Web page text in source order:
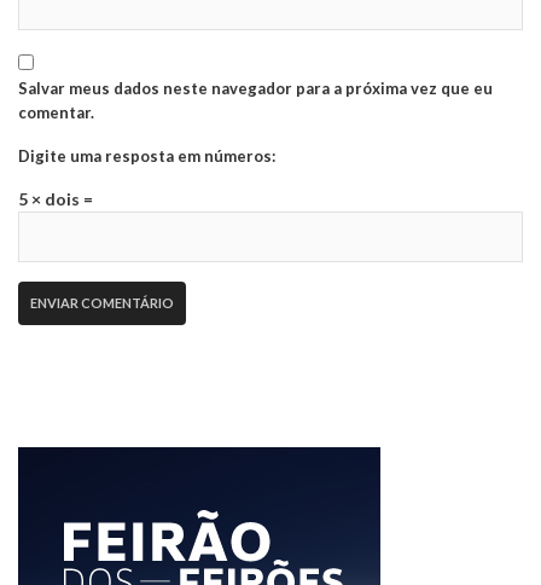
Salvar meus dados neste navegador para a próxima vez que eu
comentar.
Digite uma resposta em números:
5 × dois =